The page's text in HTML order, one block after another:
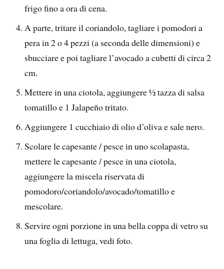
frigo fino a ora di cena.
A parte, tritare il coriandolo, tagliare i pomodori a
pera in 2 o 4 pezzi (a seconda delle dimensioni) e
sbucciare e poi tagliare l’avocado a cubetti di circa 2
cm.
Mettere in una ciotola, aggiungere ½ tazza di salsa
tomatillo e 1 Jalapeño tritato.
Aggiungere 1 cucchiaio di olio d’oliva e sale nero.
Scolare le capesante / pesce in uno scolapasta,
mettere le capesante / pesce in una ciotola,
aggiungere la miscela riservata di
pomodoro/coriandolo/avocado/tomatillo e
mescolare.
Servire ogni porzione in una bella coppa di vetro su
una foglia di lettuga, vedi foto.